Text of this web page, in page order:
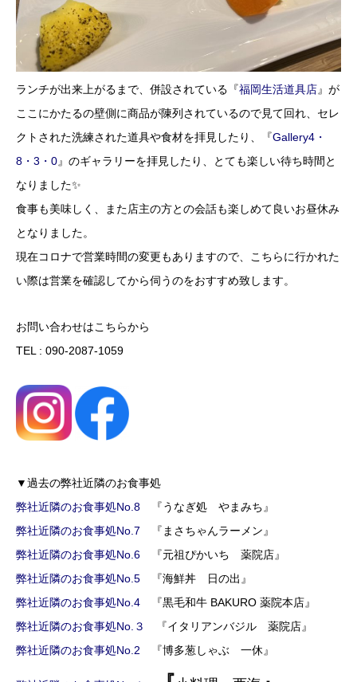
ランチが出来上がるまで、併設されている『福岡生活道具店』が
ここにかたるの壁側に商品が陳列されているので見て回れ、セレ
クトされた洗練された道具や食材を拝見したり、『Gallery4・
8・3・0』のギャラリーを拝見したり、とても楽しい待ち時間と
なりました✨
食事も美味しく、また店主の方との会話も楽しめて良いお昼休み
となりました。
現在コロナで営業時間の変更もありますので、こちらに行かれた
い際は営業を確認してから伺うのをおすすめ致します。
お問い合わせはこちらから
TEL : 090-2087-1059
▼過去の弊社近隣のお食事処
弊社近隣のお食事処No.8 『うなぎ処 やまみち』
弊社近隣のお食事処No.7 『まさちゃんラーメン』
弊社近隣のお食事処No.6 『元祖ぴかいち 薬院店』
弊社近隣のお食事処No.5 『海鮮丼 日の出』
弊社近隣のお食事処No.4 『黒毛和牛 BAKURO 薬院本店』
弊社近隣のお食事処No.３
『イタリアンバジル 薬院店』
弊社近隣のお食事処No.2 『博多葱しゃぶ 一休』